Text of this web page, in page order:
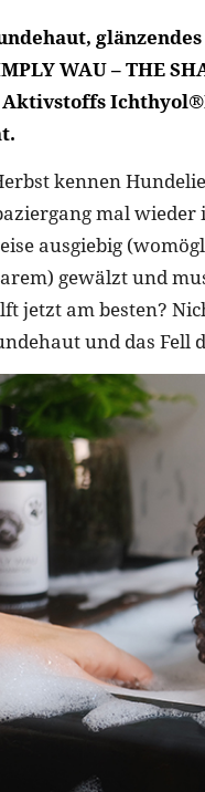
WAU – THE
kennen
mal
ausgiebig
gewälzt und
jetzt am besten?
und das Fell